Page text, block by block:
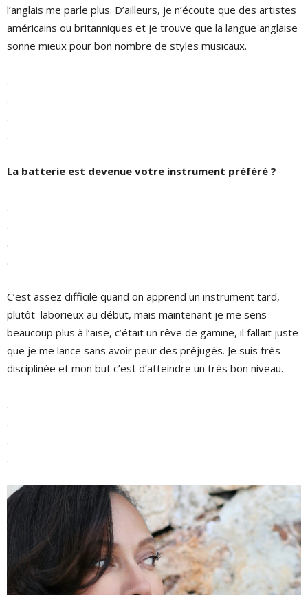
l’anglais me parle plus. D’ailleurs, je n’écoute que des artistes
américains ou britanniques et je trouve que la langue anglaise
sonne mieux pour bon nombre de styles musicaux.
.
.
.
.
La batterie est devenue votre instrument préféré ?
.
.
.
.
C’est assez difficile quand on apprend un instrument tard,
plutôt laborieux au début, mais maintenant je me sens
beaucoup plus à l’aise, c’était un rêve de gamine, il fallait juste
que je me lance sans avoir peur des préjugés. Je suis très
disciplinée et mon but c’est d’atteindre un très bon niveau.
.
.
.
.